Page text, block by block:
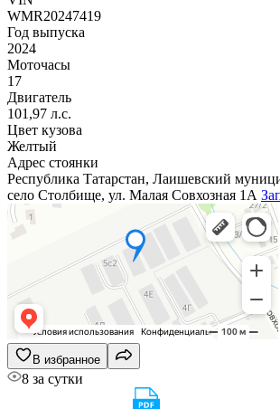
WMR20247419
Год выпуска
2024
Моточасы
17
Двигатель
101,97 л.с.
Цвет кузова
Желтый
Адрес стоянки
Республика Татарстан, Лаишевский
село Столбище, ул. Малая Совхозная 1А
В избранное
8 за сутки